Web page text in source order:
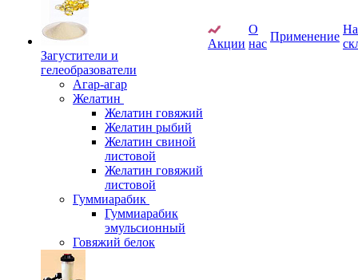
Загустители и
гелеобразователи
Агар-агар
Желатин
Желатин говяжий
Желатин рыбий
Желатин свиной
листовой
Желатин говяжий
листовой
Гуммиарабик
Гуммиарабик
эмульсионный
Говяжий белок
Акции
О
нас
Применение